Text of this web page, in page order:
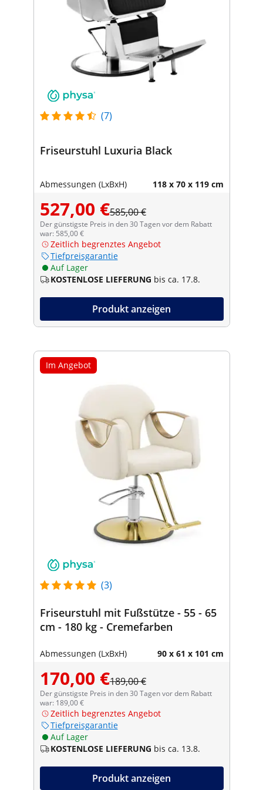
(7)
Friseurstuhl Luxuria Black
Abmessungen (LxBxH) 118 x 70 x 119 cm
527,00 €585,00 €
Der günstigste Preis in den 30 Tagen vor dem Rabatt
war: 585,00 €
Zeitlich begrenztes Angebot
Tiefpreisgarantie
Auf Lager
KOSTENLOSE LIEFERUNG bis ca. 17.8.
Produkt anzeigen
Im Angebot
(3)
Friseurstuhl mit Fußstütze - 55 - 65
cm - 180 kg - Cremefarben
Abmessungen (LxBxH) 90 x 61 x 101 cm
170,00 €189,00 €
Der günstigste Preis in den 30 Tagen vor dem Rabatt
war: 189,00 €
Zeitlich begrenztes Angebot
Tiefpreisgarantie
Auf Lager
KOSTENLOSE LIEFERUNG bis ca. 13.8.
Produkt anzeigen